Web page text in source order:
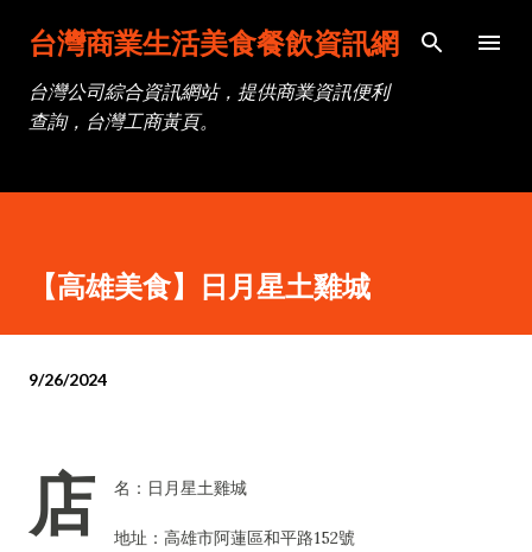
跳到主要內容
台灣商業生活美食餐飲資訊網
台灣公司綜合資訊網站，提供商業資訊便利
查詢，台灣工商黃頁。
【高雄美食】日月星土雞城
9/26/2024
店 名：日月星土雞城
地址：高雄市阿蓮區和平路152號